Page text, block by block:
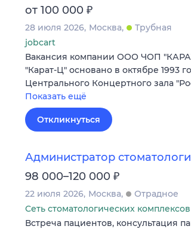
от 100 000 ₽
28 июля 2026 Москва
Трубная
jobcart
Вакансия компании ООО ЧОП
"Карат-Ц" основано в октябре 1993
Центрального Концертного зала
Показать ещё
Откликнуться
Администратор
98 000–120 000 ₽
22 июля 2026 Москва
Отрадное
Сеть стоматологических
Встреча пациентов, консультация